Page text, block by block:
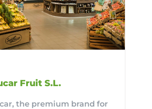
Fruit S.L.
the premium brand for